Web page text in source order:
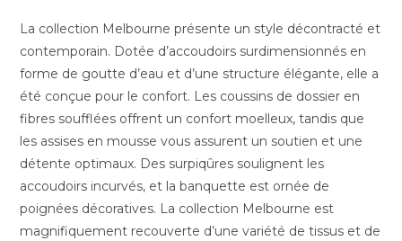
La collection Melbourne présente un style décontracté et
contemporain. Dotée d’accoudoirs surdimensionnés en
forme de goutte d’eau et d’une structure élégante, elle a
été conçue pour le confort. Les coussins de dossier en
fibres soufflées offrent un confort moelleux, tandis que
les assises en mousse vous assurent un soutien et une
détente optimaux. Des surpiqûres soulignent les
accoudoirs incurvés, et la banquette est ornée de
poignées décoratives. La collection Melbourne est
magnifiquement recouverte d’une variété de tissus et de